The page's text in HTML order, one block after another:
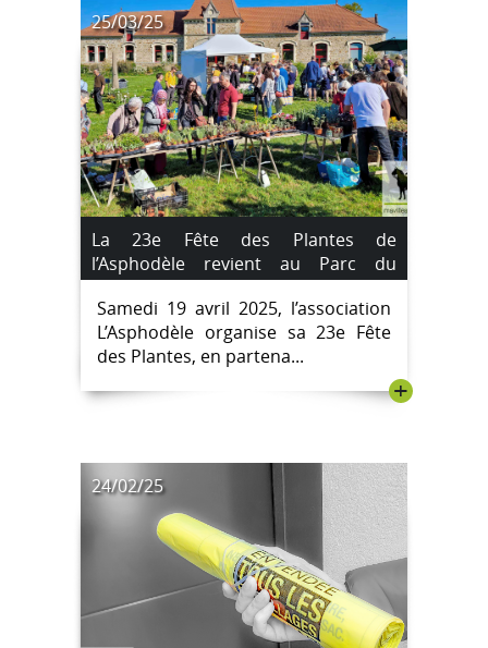
25/03/25
La 23e Fête des Plantes de
l’Asphodèle revient au Parc du
Château des Oudairies
Samedi 19 avril 2025, l’association
L’Asphodèle organise sa 23e Fête
des Plantes, en partena...
+
24/02/25